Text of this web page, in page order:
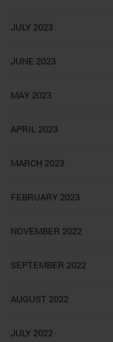
JULY 2023
JUNE 2023
MAY 2023
APRIL 2023
MARCH 2023
FEBRUARY 2023
NOVEMBER 2022
SEPTEMBER 2022
AUGUST 2022
JULY 2022